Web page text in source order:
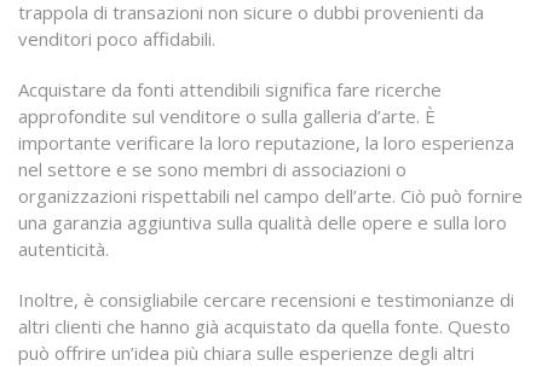
trappola di transazioni non sicure o dubbi provenienti da
venditori poco affidabili.
Acquistare da fonti attendibili significa fare ricerche
approfondite sul venditore o sulla galleria d’arte. È
importante verificare la loro reputazione, la loro esperienza
nel settore e se sono membri di associazioni o
organizzazioni rispettabili nel campo dell’arte. Ciò può fornire
una garanzia aggiuntiva sulla qualità delle opere e sulla loro
autenticità.
Inoltre, è consigliabile cercare recensioni e testimonianze di
altri clienti che hanno già acquistato da quella fonte. Questo
può offrire un’idea più chiara sulle esperienze degli altri